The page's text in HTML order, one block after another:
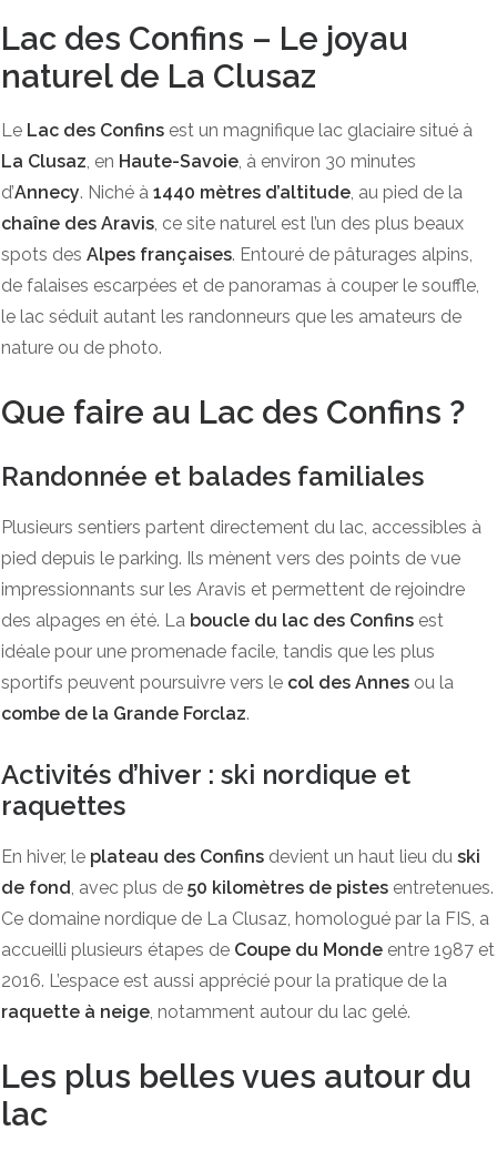
Lac des Confins – Le joyau
naturel de La Clusaz
Le Lac des Confins est un magnifique lac glaciaire situé à
La Clusaz, en Haute-Savoie, à environ 30 minutes
d’Annecy. Niché à 1440 mètres d’altitude, au pied de la
chaîne des Aravis, ce site naturel est l’un des plus beaux
spots des Alpes françaises. Entouré de pâturages alpins,
de falaises escarpées et de panoramas à couper le souffle,
le lac séduit autant les randonneurs que les amateurs de
nature ou de photo.
Que faire au Lac des Confins ?
Randonnée et balades familiales
Plusieurs sentiers partent directement du lac, accessibles à
pied depuis le parking. Ils mènent vers des points de vue
impressionnants sur les Aravis et permettent de rejoindre
des alpages en été. La boucle du lac des Confins est
idéale pour une promenade facile, tandis que les plus
sportifs peuvent poursuivre vers le col des Annes ou la
combe de la Grande Forclaz.
Activités d’hiver : ski nordique et
raquettes
En hiver, le plateau des Confins devient un haut lieu du ski
de fond, avec plus de 50 kilomètres de pistes entretenues.
Ce domaine nordique de La Clusaz, homologué par la FIS, a
accueilli plusieurs étapes de Coupe du Monde entre 1987 et
2016. L’espace est aussi apprécié pour la pratique de la
raquette à neige, notamment autour du lac gelé.
Les plus belles vues autour du
lac